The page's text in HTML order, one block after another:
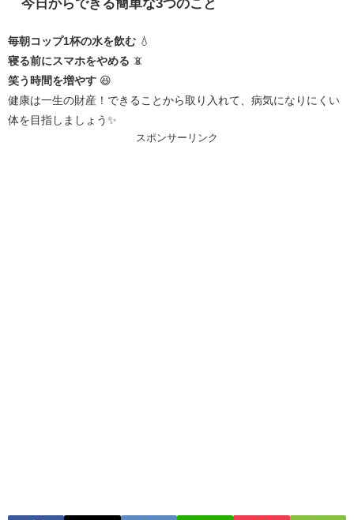
今日からできる簡単な3つのこと
毎朝コップ1杯の水を飲む 💧
寝る前にスマホをやめる 📵
笑う時間を増やす 😆
健康は一生の財産！できることから取り入れて、病気になりにくい
体を目指しましょう✨
スポンサーリンク